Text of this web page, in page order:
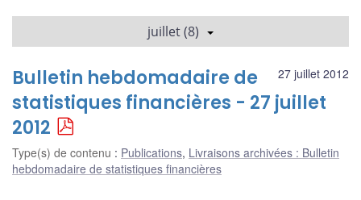
juillet (8)
27 juillet 2012
Bulletin hebdomadaire de
statistiques financières - 27 juillet
2012
Type(s) de contenu : Publications, Livraisons archivées : Bulletin
hebdomadaire de statistiques financières